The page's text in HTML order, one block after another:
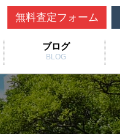
ブログ
BLOG
無料査定フォーム